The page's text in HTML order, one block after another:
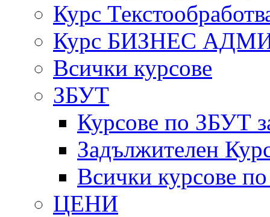
Курс
Курс БИЗНЕС
Всички курсове
ЗБУТ
Курсове по ЗБУТ
Задължителен
Всички курсове
ЦЕНИ